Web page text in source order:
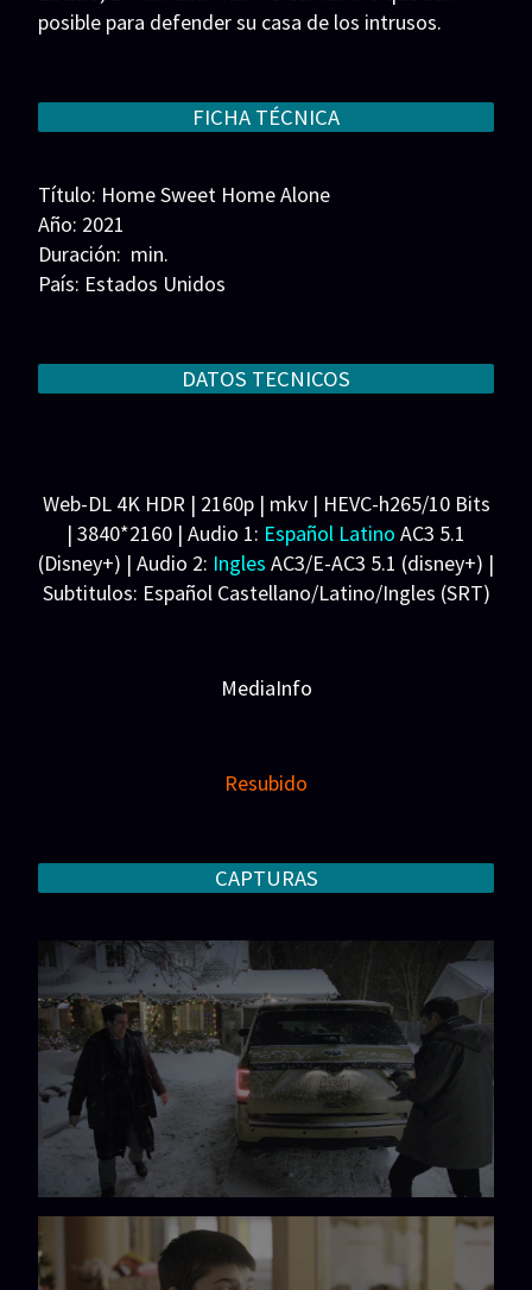
Biográfico Musical
Series 1080p Series 4K HDR
Series 720p 2160p 4K SDR
Series 1080p 60 FPS
¿COMO DESCARGAR?
VIP
posible para defender su casa de los intrusos.
FICHA TÉCNICA
Título: Home Sweet Home Alone
Año: 2021
Duración: min.
País: Estados Unidos
Fotografía: Mitchell Amundsen
Reparto: Archie Yates, Ellie Kemper, Rob Delaney,
Ivutin, Nick Allan
Productora: Hutch Parker Entertainment, 20th
Century Studios. Distribuidora: Disney+
DATOS TECNICOS
Web-DL 4K HDR | 2160p | mkv | HEVC-h265/10 Bits
| 3840*2160 | Audio 1: Español Latino AC3 5.1
(Disney+) | Audio 2: Ingles AC3/E-AC3 5.1 (disney+) |
Subtitulos: Español Castellano/Latino/Ingles (SRT)
MediaInfo
Resubido
CAPTURAS